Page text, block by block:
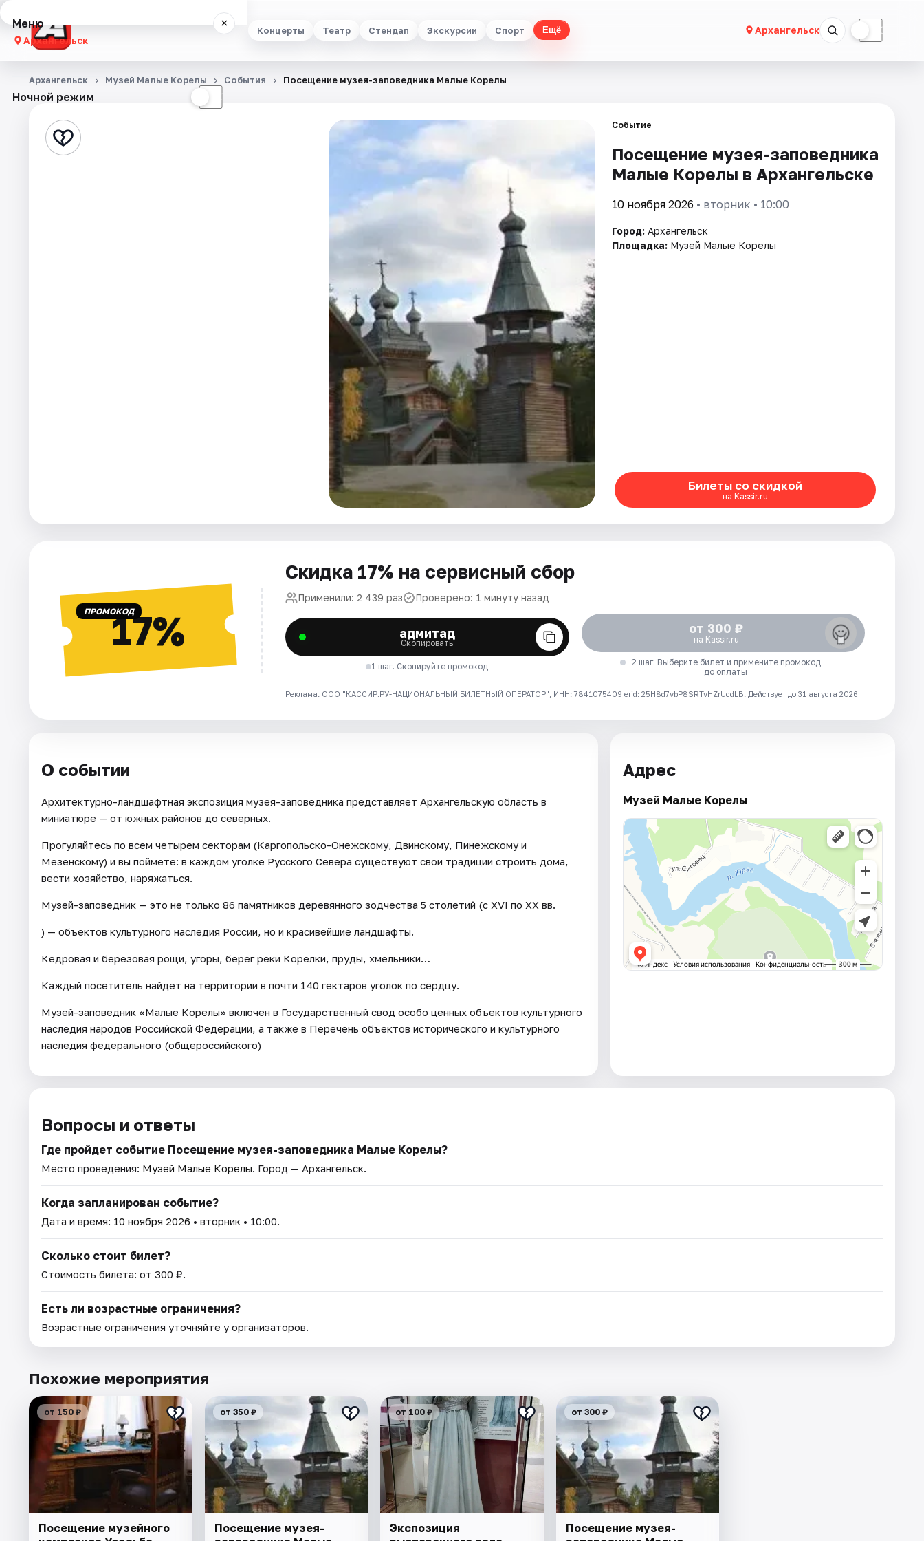
Концерты Театр Стендап Экскурсии Спорт Ещё Архангельск ☾
Меню ×
Архангельск
Концерты
Стендап
Ночной режим ☾
Архангельск Музей Малые Корелы События Посещение музея-заповедника Малые Корелы
Событие
Посещение музея-заповедника
Малые Корелы в Архангельске
10 ноября 2026 • вторник • 10:00
Город: Архангельск
Площадка: Музей Малые Корелы
Билеты со скидкой
на Kassir.ru
ПРОМОКОД17%
Скидка 17% на сервисный сбор
Применили: 2 439 раз Проверено: 1 минуту назад
адмитад
Скопировать
1 шаг. Скопируйте промокод
от 300 ₽
на Kassir.ru
2 шаг. Выберите билет и примените промокод
до оплаты
Реклама. ООО "КАССИР.РУ-НАЦИОНАЛЬНЫЙ БИЛЕТНЫЙ ОПЕРАТОР", ИНН: 7841075409 erid: 25H8d7vbP8SRTvHZrUcdLB. Действует до 31 августа 2026
О событии
Архитектурно-ландшафтная экспозиция музея-заповедника представляет Архангельскую область в
миниатюре — от южных районов до северных.
Прогуляйтесь по всем четырем секторам (Каргопольско-Онежскому, Двинскому, Пинежскому и
Мезенскому) и вы поймете: в каждом уголке Русского Севера существуют свои традиции строить дома,
вести хозяйство, наряжаться.
Музей-заповедник — это не только 86 памятников деревянного зодчества 5 столетий (с XVI по ХХ вв.
) — объектов культурного наследия России, но и красивейшие ландшафты.
Кедровая и березовая рощи, угоры, берег реки Корелки, пруды, хмельники…
Каждый посетитель найдет на территории в почти 140 гектаров уголок по сердцу.
Музей-заповедник «Малые Корелы» включен в Государственный свод особо ценных объектов культурного
наследия народов Российской Федерации, а также в Перечень объектов исторического и культурного
наследия федерального (общероссийского)
Адрес
Музей Малые Корелы
Вопросы и ответы
Где пройдет событие Посещение музея-заповедника Малые Корелы?
Место проведения: Музей Малые Корелы. Город — Архангельск.
Когда запланирован событие?
Дата и время: 10 ноября 2026 • вторник • 10:00.
Сколько стоит билет?
Стоимость билета: от 300 ₽.
Есть ли возрастные ограничения?
Возрастные ограничения уточняйте у организаторов.
Похожие мероприятия
от 150 ₽
Посещение музейного
от 350 ₽
Посещение музея-
от 100 ₽
Экспозиция
от 300 ₽
Посещение музея-